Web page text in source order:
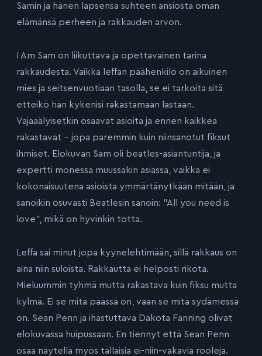
Samin ja hänen lapsensa suhteen ansiosta oman
elämänsä perheen ja rakkauden arvon.
I Am Sam on liikuttava ja opettavainen tarina
rakkaudesta. Vaikka leffan päähenkilö on aikuinen
mies ja seitsenvuotiaan tasolla, se ei tarkoita sitä
etteikö hän kykenisi rakastamaan lastaan.
Vajaaälyisetkin osaavat asioita ja ennen kaikkea
rakastavat – jopa paremmin kuin niinsanotut fiksut
ihmiset. Elokuvan Sam oli beatles-asiantuntija, ja
expertti monessa muussakin asiassa, vaikka ei
kokonaisuutena asioista ymmärtänytkään mitään, ja
sanoikin osuvasti Beatlesin sanoin: ”All you need is
love”, mikä on hyvinkin totta.
Leffa sai minut jopa kyynelehtimään, sillä rakkaus on
aina niin suloista. Rakkautta ei helposti rikota.
Mieluummin tyhmä mutta rakastava kuin fiksu mutta
kylmä. Ei se mitä päässä on, vaan se mitä sydämessä
on. Sean Penn ja ihastuttava Dakota Fanning olivat
elokuvassa huipussaan. En tiennyt että Sean Penn
osaa näytellä myös tällaisia ei-niin-vakavia rooleja.